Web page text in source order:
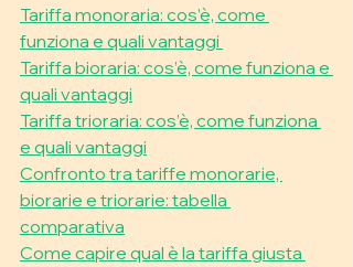
Tariffa monoraria: cos’è, come
funziona e quali vantaggi
Tariffa bioraria: cos’è, come funziona e
quali vantaggi
Tariffa trioraria: cos’è, come funziona
e quali vantaggi
Confronto tra tariffe monorarie,
biorarie e triorarie: tabella
comparativa
Come capire qual è la tariffa giusta